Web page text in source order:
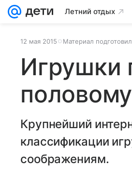
Летний отдых
12 мая 2015 Материал
Игрушки
Крупнейший
классификации
соображениям.